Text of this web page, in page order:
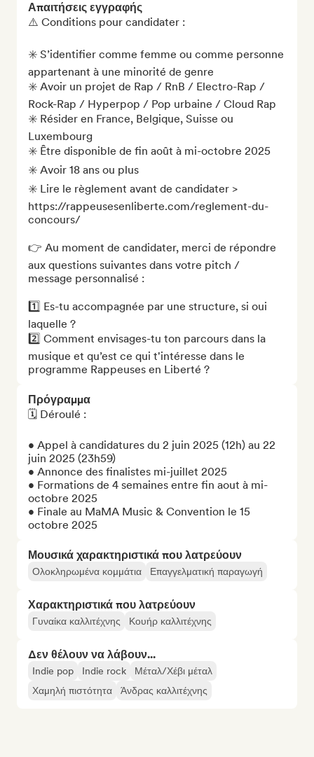
Απαιτήσεις εγγραφής
⚠️ Conditions pour candidater :
✳️ S’identifier comme femme ou comme personne
appartenant à une minorité de genre
✳️ Avoir un projet de Rap / RnB / Electro-Rap /
Rock-Rap / Hyperpop / Pop urbaine / Cloud Rap
✳️ Résider en France, Belgique, Suisse ou
Luxembourg
✳️ Être disponible de fin août à mi-octobre 2025
✳️ Avoir 18 ans ou plus
✳️ Lire le règlement avant de candidater >
https://rappeusesenliberte.com/reglement-du-
concours/
👉 Au moment de candidater, merci de répondre
aux questions suivantes dans votre pitch /
message personnalisé :
1️⃣ Es-tu accompagnée par une structure, si oui
laquelle ?
2️⃣ Comment envisages-tu ton parcours dans la
musique et qu’est ce qui t'intéresse dans le
programme Rappeuses en Liberté ?
Πρόγραμμα
🗓️ Déroulé :
• Appel à candidatures du 2 juin 2025 (12h) au 22
juin 2025 (23h59)
• Annonce des finalistes mi-juillet 2025
• Formations de 4 semaines entre fin aout à mi-
octobre 2025
• Finale au MaMA Music & Convention le 15
octobre 2025
Μουσικά χαρακτηριστικά που λατρεύουν
Ολοκληρωμένα κομμάτια Επαγγελματική παραγωγή
Χαρακτηριστικά που λατρεύουν
Γυναίκα καλλιτέχνης Κουήρ καλλιτέχνης
Δεν θέλουν να λάβουν...
Indie pop Indie rock
Μέταλ/Χέβι μέταλ
Χαμηλή πιστότητα
Άνδρας καλλιτέχνης